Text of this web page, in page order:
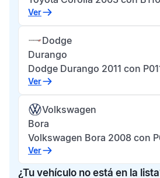
Ver
Dodge
Durango
Dodge Durango 2011 con
Ver
Volkswagen
Bora
Volkswagen Bora 2008 con
Ver
¿Tu vehículo no está en la